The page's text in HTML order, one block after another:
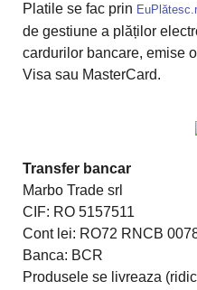
Platile se fac prin
de gestiune a plăților
cardurilor bancare, emise
Visa sau MasterCard.
Transfer bancar
Marbo Trade srl
CIF: RO 5157511
Cont lei: RO72 RNCB
Banca: BCR
Produsele se livreaza